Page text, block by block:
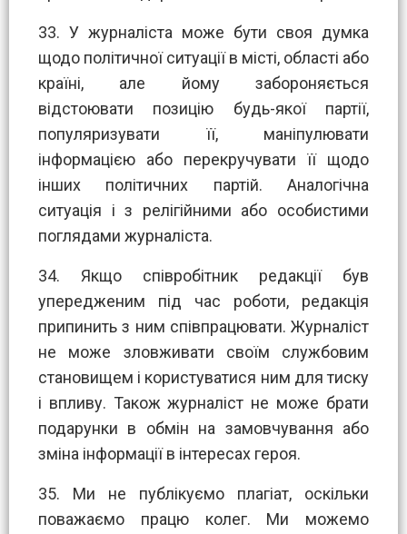
33. У журналіста може бути своя думка
щодо політичної ситуації в місті, області або
країні, але йому забороняється
відстоювати позицію будь-якої партії,
популяризувати її, маніпулювати
інформацією або перекручувати її щодо
інших політичних партій. Аналогічна
ситуація і з релігійними або особистими
поглядами журналіста.
34. Якщо співробітник редакції був
упередженим під час роботи, редакція
припинить з ним співпрацювати. Журналіст
не може зловживати своїм службовим
становищем і користуватися ним для тиску
і впливу. Також журналіст не може брати
подарунки в обмін на замовчування або
зміна інформації в інтересах героя.
35. Ми не публікуємо плагіат, оскільки
поважаємо працю колег. Ми можемо